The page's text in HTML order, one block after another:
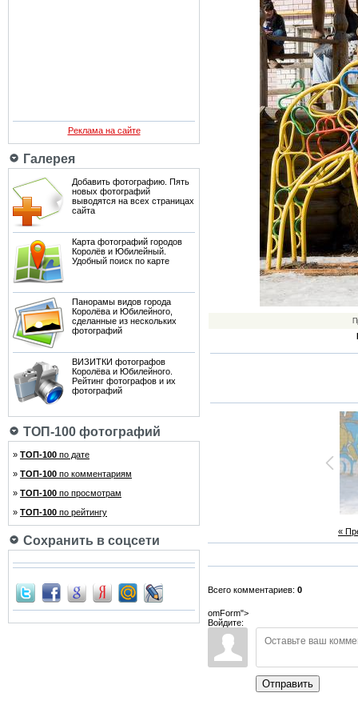
Реклама на сайте
Галерея
Добавить фотографию. Пять
новых фотографий
выводятся на всех страницах
сайта
Карта фотографий городов
Королёв и Юбилейный.
Удобный поиск по карте
Панорамы видов города
Королёва и Юбилейного,
сделанные из нескольких
фотографий
ВИЗИТКИ фотографов
Королёва и Юбилейного.
Рейтинг фотографов и их
фотографий
ТОП-100 фотографий
» ТОП-100 по дате
» ТОП-100 по комментариям
» ТОП-100 по просмотрам
» ТОП-100 по рейтингу
Сохранить в соцсети
«
Всего комментариев: 0
omForm">
Войдите:
Отправить